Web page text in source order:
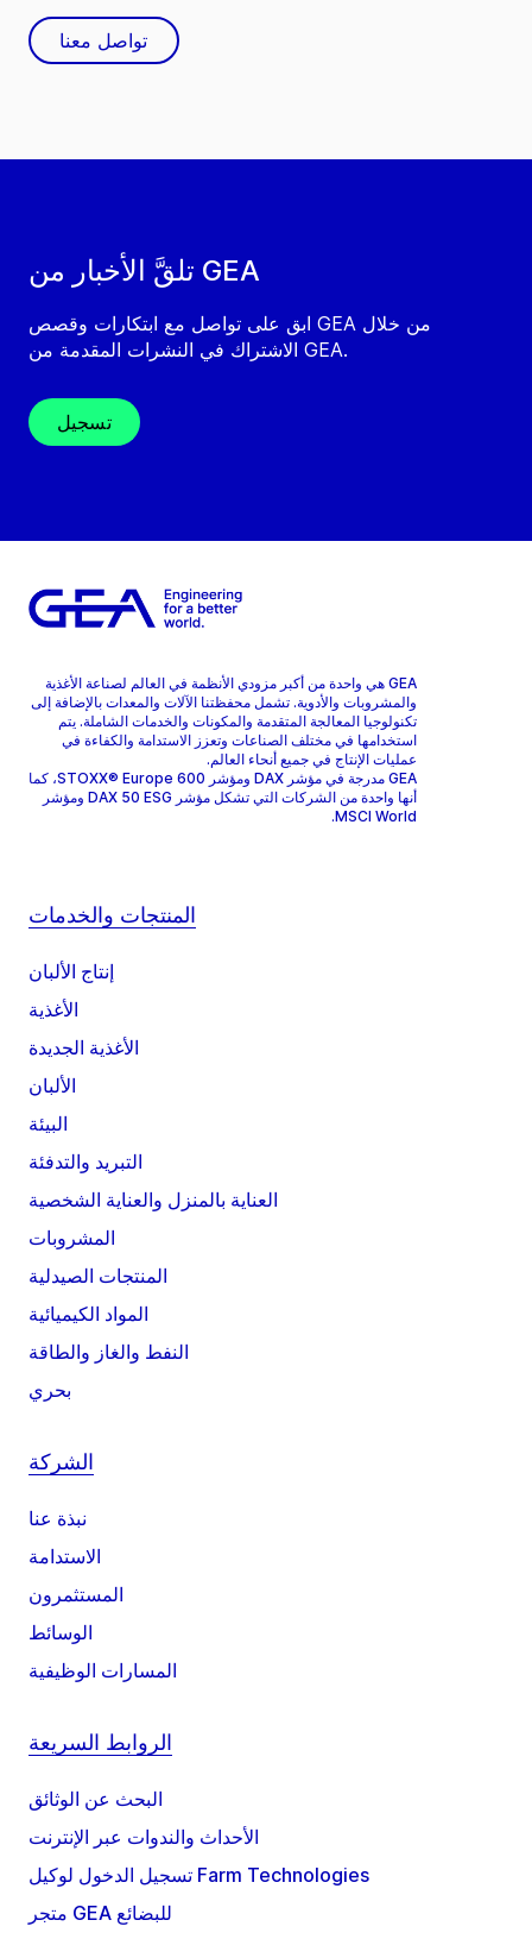
تلقَّ الأخبار من GEA
ابق على تواصل مع ابتكارات وقصص GEA من خلال
الاشتراك في النشرات المقدمة من GEA.
تسجيل
تواصل معنا
GEA هي واحدة من أكبر مزودي الأنظمة في العالم لصناعة الأغذية
والمشروبات والأدوية. تشمل محفظتنا الآلات والمعدات بالإضافة إلى
تكنولوجيا المعالجة المتقدمة والمكونات والخدمات الشاملة. يتم
استخدامها في مختلف الصناعات وتعزز الاستدامة والكفاءة في
عمليات الإنتاج في جميع أنحاء العالم.
GEA مدرجة في مؤشر DAX ومؤشر STOXX® Europe 600، كما
أنها واحدة من الشركات التي تشكل مؤشر DAX 50 ESG ومؤشر
MSCI World.
المنتجات والخدمات
إنتاج الألبان
الأغذية
الأغذية الجديدة
الألبان
البيئة
التبريد والتدفئة
العناية بالمنزل والعناية الشخصية
المشروبات
المنتجات الصيدلية
المواد الكيميائية
النفط والغاز والطاقة
بحري
الشركة
نبذة عنا
الاستدامة
المستثمرون
الوسائط
المسارات الوظيفية
الروابط السريعة
البحث عن الوثائق
الأحداث والندوات عبر الإنترنت
تسجيل الدخول لوكيل Farm Technologies
متجر GEA للبضائع